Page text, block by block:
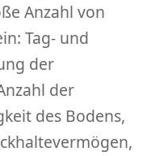
Anzahl von
Tag- und
der
der
des Bodens,